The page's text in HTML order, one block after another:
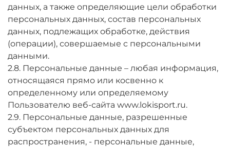
данных, а также определяющие цели обработки
персональных данных, состав персональных
данных, подлежащих обработке, действия
(операции), совершаемые с персональными
данными.
2.8. Персональные данные – любая информация,
относящаяся прямо или косвенно к
определенному или определяемому
Пользователю веб-сайта www.lokisport.ru.
2.9. Персональные данные, разрешенные
субъектом персональных данных для
распространения, - персональные данные,